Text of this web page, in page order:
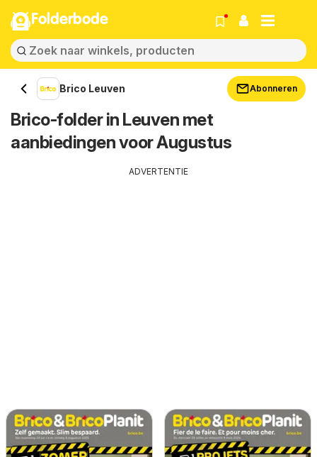
Folderbode
Brico Leuven Abonneren
Brico-folder in Leuven met
aanbiedingen voor Augustus
ADVERTENTIE